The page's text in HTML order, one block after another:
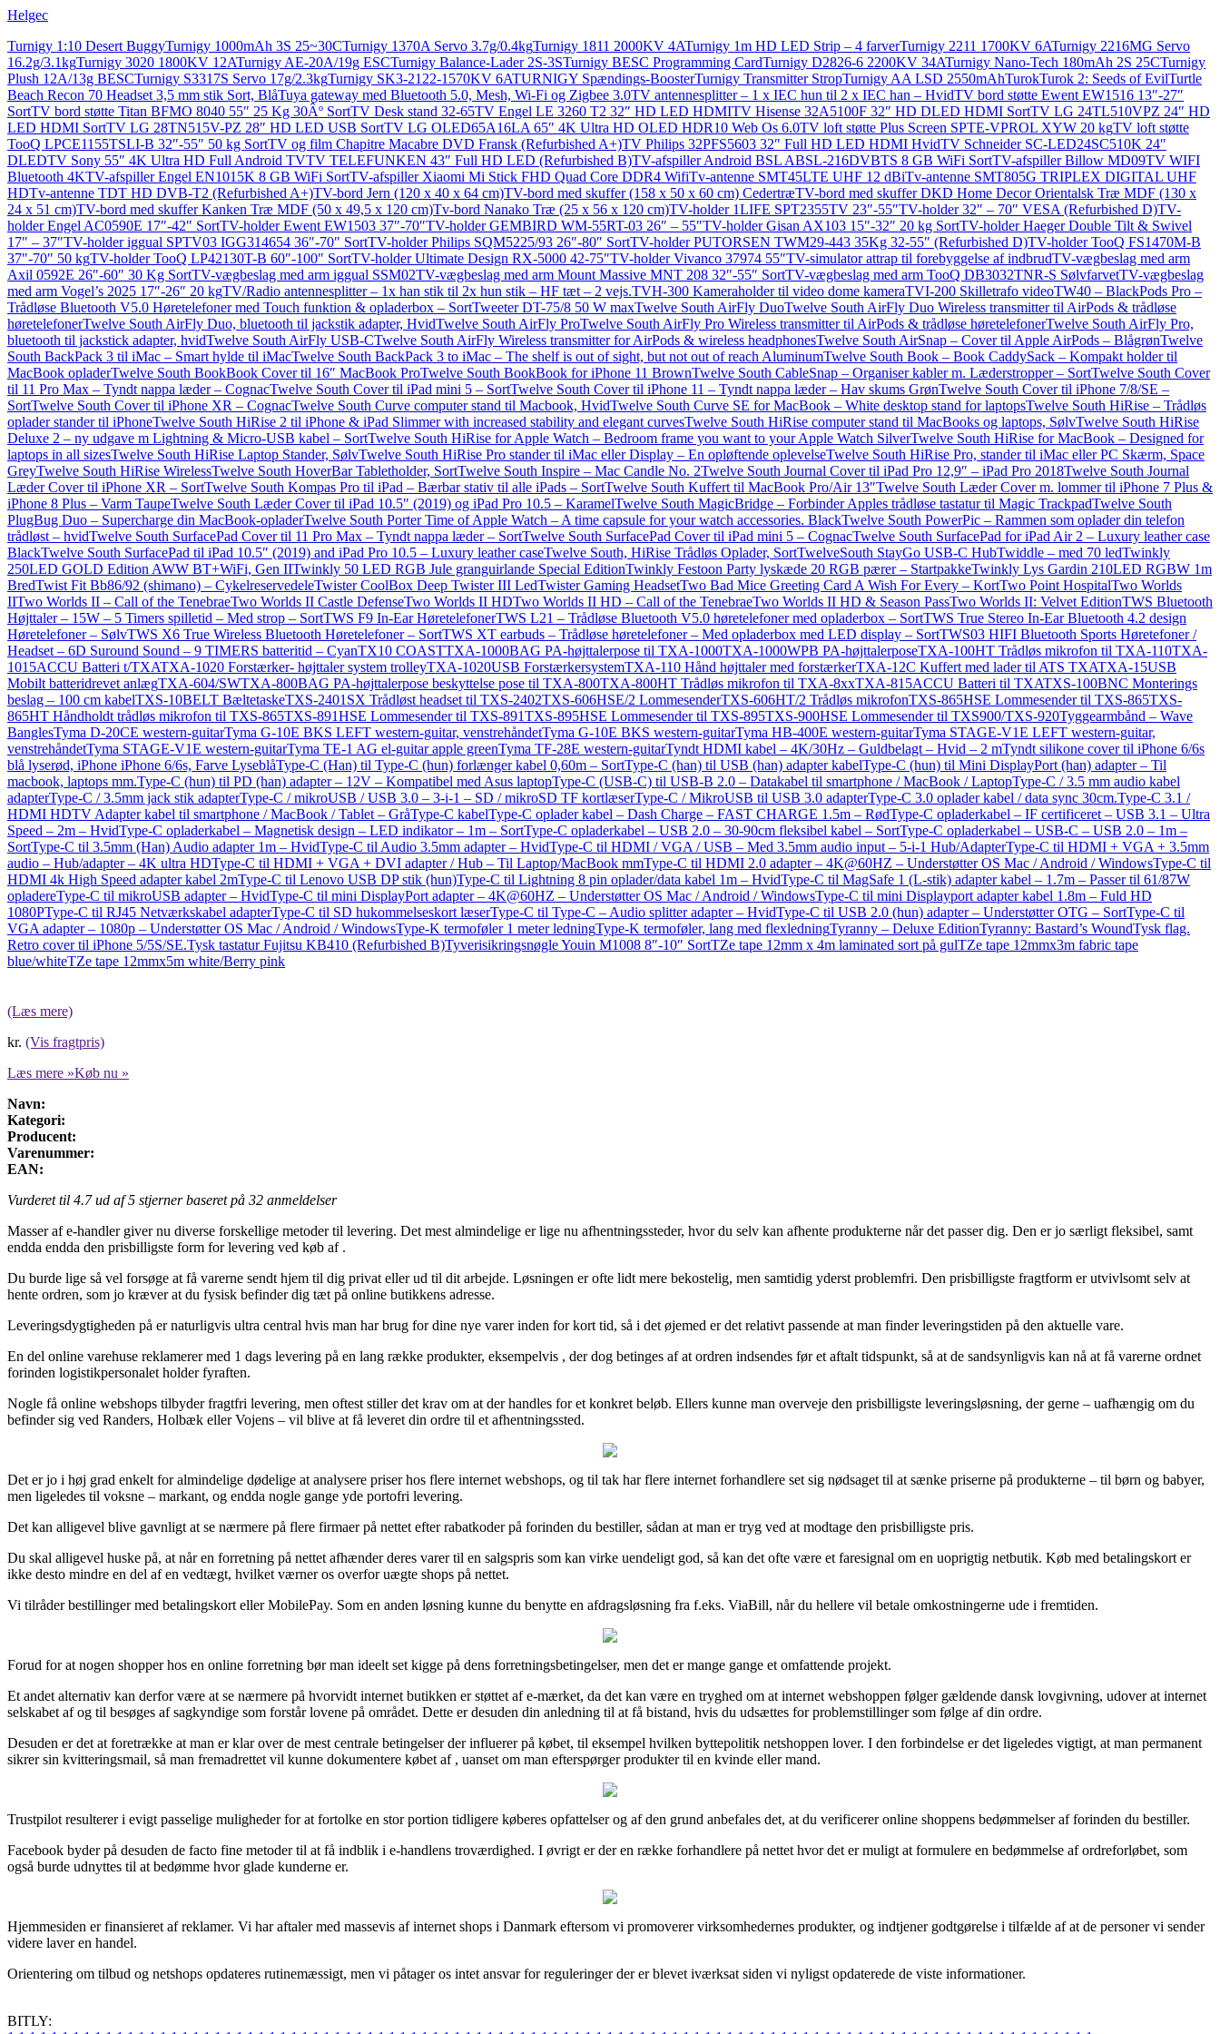
Helgec
Turnigy 1:10 Desert BuggyTurnigy 1000mAh 3S 25~30CTurnigy 1370A Servo 3.7g/0.4kgTurnigy 1811 2000KV 4ATurnigy 1m HD LED Strip – 4 farverTurnigy 2211 1700KV 6ATurnigy 2216MG Servo
16.2g/3.1kgTurnigy 3020 1800KV 12ATurnigy AE-20A/19g ESCTurnigy Balance-Lader 2S-3STurnigy BESC Programming CardTurnigy D2826-6 2200KV 34ATurnigy Nano-Tech 180mAh 2S 25CTurnigy
Plush 12A/13g BESCTurnigy S3317S Servo 17g/2.3kgTurnigy SK3-2122-1570KV 6ATURNIGY Spændings-BoosterTurnigy Transmitter StropTurnigy AA LSD 2550mAhTurokTurok 2: Seeds of EvilTurtle
Beach Recon 70 Headset 3,5 mm stik Sort, BlåTuya gateway med Bluetooth 5.0, Mesh, Wi-Fi og Zigbee 3.0TV antennesplitter – 1 x IEC hun til 2 x IEC han – HvidTV bord støtte Ewent EW1516 13″-27″
SortTV bord støtte Titan BFMO 8040 55″ 25 Kg 30Âº SortTV Desk stand 32-65TV Engel LE 3260 T2 32″ HD LED HDMITV Hisense 32A5100F 32″ HD DLED HDMI SortTV LG 24TL510VPZ 24″ HD
LED HDMI SortTV LG 28TN515V-PZ 28″ HD LED USB SortTV LG OLED65A16LA 65″ 4K Ultra HD OLED HDR10 Web Os 6.0TV loft støtte Plus Screen SPTE-VPROL XYW 20 kgTV loft støtte
TooQ LPCE1155TSLI-B 32″-55″ 50 kg SortTV og film Chapitre Macabre DVD Fransk (Refurbished A+)TV Philips 32PFS5603 32″ Full HD LED HDMI HvidTV Schneider SC-LED24SC510K 24″
DLEDTV Sony 55″ 4K Ultra HD Full Android TVTV TELEFUNKEN 43″ Full HD LED (Refurbished B)TV-afspiller Android BSL ABSL-216DVBTS 8 GB WiFi SortTV-afspiller Billow MD09TV WIFI
Bluetooth 4KTV-afspiller Engel EN1015K 8 GB WiFi SortTV-afspiller Xiaomi Mi Stick FHD Quad Core DDR4 WifiTv-antenne SMT45LTE UHF 12 dBiTv-antenne SMT805G TRIPLEX DIGITAL UHF
HDTv-antenne TDT HD DVB-T2 (Refurbished A+)TV-bord Jern (120 x 40 x 64 cm)TV-bord med skuffer (158 x 50 x 60 cm) CedertræTV-bord med skuffer DKD Home Decor Orientalsk Træ MDF (130 x
24 x 51 cm)TV-bord med skuffer Kanken Træ MDF (50 x 49,5 x 120 cm)Tv-bord Nanako Træ (25 x 56 x 120 cm)TV-holder 1LIFE SPT2355TV 23″-55″TV-holder 32″ – 70″ VESA (Refurbished D)TV-
holder Engel AC0590E 17″-42″ SortTV-holder Ewent EW1503 37″-70″TV-holder GEMBIRD WM-55RT-03 26″ – 55″TV-holder Gisan AX103 15″-32″ 20 kg SortTV-holder Haeger Double Tilt & Swivel
17″ – 37″TV-holder iggual SPTV03 IGG314654 36″-70″ SortTV-holder Philips SQM5225/93 26″-80″ SortTV-holder PUTORSEN TWM29-443 35Kg 32-55″ (Refurbished D)TV-holder TooQ FS1470M-B
37″-70″ 50 kgTV-holder TooQ LP42130T-B 60″-100″ SortTV-holder Ultimate Design RX-5000 42-75″TV-holder Vivanco 37974 55″TV-simulator attrap til forebyggelse af indbrudTV-vægbeslag med arm
Axil 0592E 26″-60″ 30 Kg SortTV-vægbeslag med arm iggual SSM02TV-vægbeslag med arm Mount Massive MNT 208 32″-55″ SortTV-vægbeslag med arm TooQ DB3032TNR-S SølvfarvetTV-vægbeslag
med arm Vogel’s 2025 17″-26″ 20 kgTV/Radio antennesplitter – 1x han stik til 2x hun stik – HF tæt – 2 vejs.TVH-300 Kameraholder til video dome kameraTVI-200 Skilletrafo videoTW40 – BlackPods Pro –
Trådløse Bluetooth V5.0 Høretelefoner med Touch funktion & opladerbox – SortTweeter DT-75/8 50 W maxTwelve South AirFly DuoTwelve South AirFly Duo Wireless transmitter til AirPods & trådløse
høretelefonerTwelve South AirFly Duo, bluetooth til jackstik adapter, HvidTwelve South AirFly ProTwelve South AirFly Pro Wireless transmitter til AirPods & trådløse høretelefonerTwelve South AirFly Pro,
bluetooth til jackstick adapter, hvidTwelve South AirFly USB-CTwelve South AirFly Wireless transmitter for AirPods & wireless headphonesTwelve South AirSnap – Cover til Apple AirPods – BlågrønTwelve
South BackPack 3 til iMac – Smart hylde til iMacTwelve South BackPack 3 to iMac – The shelf is out of sight, but not out of reach AluminumTwelve South Book – Book CaddySack – Kompakt holder til
MacBook opladerTwelve South BookBook Cover til 16″ MacBook ProTwelve South BookBook for iPhone 11 BrownTwelve South CableSnap – Organiser kabler m. Læderstropper – SortTwelve South Cover
til 11 Pro Max – Tyndt nappa læder – CognacTwelve South Cover til iPad mini 5 – SortTwelve South Cover til iPhone 11 – Tyndt nappa læder – Hav skums GrønTwelve South Cover til iPhone 7/8/SE –
SortTwelve South Cover til iPhone XR – CognacTwelve South Curve computer stand til Macbook, HvidTwelve South Curve SE for MacBook – White desktop stand for laptopsTwelve South HiRise – Trådløs
oplader stander til iPhoneTwelve South HiRise 2 til iPhone & iPad Slimmer with increased stability and elegant curvesTwelve South HiRise computer stand til MacBooks og laptops, SølvTwelve South HiRise
Deluxe 2 – ny udgave m Lightning & Micro-USB kabel – SortTwelve South HiRise for Apple Watch – Bedroom frame you want to your Apple Watch SilverTwelve South HiRise for MacBook – Designed for
laptops in all sizesTwelve South HiRise Laptop Stander, SølvTwelve South HiRise Pro stander til iMac eller Display – En opløftende oplevelseTwelve South HiRise Pro, stander til iMac eller PC Skærm, Space
GreyTwelve South HiRise WirelessTwelve South HoverBar Tabletholder, SortTwelve South Inspire – Mac Candle No. 2Twelve South Journal Cover til iPad Pro 12,9″ – iPad Pro 2018Twelve South Journal
Læder Cover til iPhone XR – SortTwelve South Kompas Pro til iPad – Bærbar stativ til alle iPads – SortTwelve South Kuffert til MacBook Pro/Air 13″Twelve South Læder Cover m. lommer til iPhone 7 Plus &
iPhone 8 Plus – Varm TaupeTwelve South Læder Cover til iPad 10.5″ (2019) og iPad Pro 10.5 – KaramelTwelve South MagicBridge – Forbinder Apples trådløse tastatur til Magic TrackpadTwelve South
PlugBug Duo – Supercharge din MacBook-opladerTwelve South Porter Time of Apple Watch – A time capsule for your watch accessories. BlackTwelve South PowerPic – Rammen som oplader din telefon
trådløst – hvidTwelve South SurfacePad Cover til 11 Pro Max – Tyndt nappa læder – SortTwelve South SurfacePad Cover til iPad mini 5 – CognacTwelve South SurfacePad for iPad Air 2 – Luxury leather case
BlackTwelve South SurfacePad til iPad 10.5″ (2019) and iPad Pro 10.5 – Luxury leather caseTwelve South, HiRise Trådløs Oplader, SortTwelveSouth StayGo USB-C HubTwiddle – med 70 ledTwinkly
250LED GOLD Edition AWW BT+WiFi, Gen IITwinkly 50 LED RGB Jule granguirlande Special EditionTwinkly Festoon Party lyskæde 20 RGB pærer – StartpakkeTwinkly Lys Gardin 210LED RGBW 1m
BredTwist Fit Bb86/92 (shimano) – CykelreservedeleTwister CoolBox Deep Twister III LedTwister Gaming HeadsetTwo Bad Mice Greeting Card A Wish For Every – KortTwo Point HospitalTwo Worlds
IITwo Worlds II – Call of the TenebraeTwo Worlds II Castle DefenseTwo Worlds II HDTwo Worlds II HD – Call of the TenebraeTwo Worlds II HD & Season PassTwo Worlds II: Velvet EditionTWS Bluetooth
Højttaler – 15W – 5 Timers spilletid – Med strop – SortTWS F9 In-Ear HøretelefonerTWS L21 – Trådløse Bluetooth V5.0 høretelefoner med opladerbox – SortTWS True Stereo In-Ear Bluetooth 4.2 design
Høretelefoner – SølvTWS X6 True Wireless Bluetooth Høretelefoner – SortTWS XT earbuds – Trådløse høretelefoner – Med opladerbox med LED display – SortTWS03 HIFI Bluetooth Sports Høretefoner /
Headset – 6D Suround Sound – 9 TIMERS batteritid – CyanTX10 COASTTXA-1000BAG PA-højttalerpose til TXA-1000TXA-1000WPB PA-højttalerposeTXA-100HT Trådløs mikrofon til TXA-110TXA-
1015ACCU Batteri t/TXATXA-1020 Forstærker- højttaler system trolleyTXA-1020USB ForstærkersystemTXA-110 Hånd højttaler med forstærkerTXA-12C Kuffert med lader til ATS TXATXA-15USB
Mobilt batteridrevet anlægTXA-604/SWTXA-800BAG PA-højttalerpose beskyttelse pose til TXA-800TXA-800HT Trådløs mikrofon til TXA-8xxTXA-815ACCU Batteri til TXATXS-100BNC Monterings
beslag – 100 cm kabelTXS-10BELT BæltetaskeTXS-2401SX Trådløst headset til TXS-2402TXS-606HSE/2 LommesenderTXS-606HT/2 Trådløs mikrofonTXS-865HSE Lommesender til TXS-865TXS-
865HT Håndholdt trådløs mikrofon til TXS-865TXS-891HSE Lommesender til TXS-891TXS-895HSE Lommesender til TXS-895TXS-900HSE Lommesender til TXS900/TXS-920Tyggearmbånd – Wave
BanglesTyma D-20CE western-guitarTyma G-10E BKS LEFT western-guitar, venstrehåndetTyma G-10E BKS western-guitarTyma HB-400E western-guitarTyma STAGE-V1E LEFT western-guitar,
venstrehåndetTyma STAGE-V1E western-guitarTyma TE-1 AG el-guitar apple greenTyma TF-28E western-guitarTyndt HDMI kabel – 4K/30Hz – Guldbelagt – Hvid – 2 mTyndt silikone cover til iPhone 6/6s
blå lyserød, iPhone iPhone 6/6s, Farve LyseblåType-C (Han) til Type-C (hun) forlænger kabel 0,60m – SortType-C (han) til USB (han) adapter kabelType-C (hun) til Mini DisplayPort (han) adapter – Til
macbook, laptops mm.Type-C (hun) til PD (han) adapter – 12V – Kompatibel med Asus laptopType-C (USB-C) til USB-B 2.0 – Datakabel til smartphone / MacBook / LaptopType-C / 3.5 mm audio kabel
adapterType-C / 3.5mm jack stik adapterType-C / mikroUSB / USB 3.0 – 3-i-1 – SD / mikroSD TF kortlæserType-C / MikroUSB til USB 3.0 adapterType-C 3.0 oplader kabel / data sync 30cm.Type-C 3.1 /
HDMI HDTV Adapter kabel til smartphone / MacBook / Tablet – GråType-C kabelType-C oplader kabel – Dash Charge – FAST CHARGE 1.5m – RødType-C opladerkabel – IF certificeret – USB 3.1 – Ultra
Speed – 2m – HvidType-C opladerkabel – Magnetisk design – LED indikator – 1m – SortType-C opladerkabel – USB 2.0 – 30-90cm fleksibel kabel – SortType-C opladerkabel – USB-C – USB 2.0 – 1m –
SortType-C til 3.5mm (Han) Audio adapter 1m – HvidType-C til Audio 3.5mm adapter – HvidType-C til HDMI / VGA / USB – Med 3.5mm audio input – 5-i-1 Hub/AdapterType-C til HDMI + VGA + 3.5mm
audio – Hub/adapter – 4K ultra HDType-C til HDMI + VGA + DVI adapter / Hub – Til Laptop/MacBook mmType-C til HDMI 2.0 adapter – 4K@60HZ – Understøtter OS Mac / Android / WindowsType-C til
HDMI 4k High Speed adapter kabel 2mType-C til Lenovo USB DP stik (hun)Type-C til Lightning 8 pin oplader/data kabel 1m – HvidType-C til MagSafe 1 (L-stik) adapter kabel – 1.7m – Passer til 61/87W
opladereType-C til mikroUSB adapter – HvidType-C til mini DisplayPort adapter – 4K@60HZ – Understøtter OS Mac / Android / WindowsType-C til mini Displayport adapter kabel 1.8m – Fuld HD
1080PType-C til RJ45 Netværkskabel adapterType-C til SD hukommelseskort læserType-C til Type-C – Audio splitter adapter – HvidType-C til USB 2.0 (hun) adapter – Understøtter OTG – SortType-C til
VGA adapter – 1080p – Understøtter OS Mac / Android / WindowsType-K termoføler 1 meter ledningType-K termoføler, lang med flexledningTyranny – Deluxe EditionTyranny: Bastard’s WoundTysk flag.
Retro cover til iPhone 5/5S/SE.Tysk tastatur Fujitsu KB410 (Refurbished B)Tyverisikringsnøgle Youin M1008 8″-10″ SortTZe tape 12mm x 4m laminated sort på gulTZe tape 12mmx3m fabric tape
blue/whiteTZe tape 12mmx5m white/Berry pink
(Læs mere)
kr. (Vis fragtpris)
Læs mere »Køb nu »
Navn:
Kategori:
Producent:
Varenummer:
EAN:
Vurderet til 4.7ud af 5 stjerner baseret på 32 anmeldelser
Masser af e-handler giver nu diverse forskellige metoder til levering. Det mest almindelige er lige nu afhentningssteder, hvor du selv kan afhente produkterne når det passer dig. Den er jo særligt fleksibel, samt
endda endda den prisbilligste form for levering ved køb af .
Du burde lige så vel forsøge at få varerne sendt hjem til dig privat eller ud til dit arbejde. Løsningen er ofte lidt mere bekostelig, men samtidig yderst problemfri. Den prisbilligste fragtform er utvivlsomt selv at
hente ordren, som jo kræver at du fysisk befinder dig tæt på online butikkens adresse.
Leveringsdygtigheden på er naturligvis ultra central hvis man har brug for dine nye varer inden for kort tid, så i det øjemed er det relativt passende at man finder leveringstiden på den aktuelle vare.
En del online varehuse reklamerer med 1 dags levering på en lang række produkter, eksempelvis , der dog betinges af at ordren indsendes før et aftalt tidspunkt, så at de sandsynligvis kan nå at få varerne ordnet
forinden logistikpersonalet holder fyraften.
Nogle få online webshops tilbyder fragtfri levering, men oftest stiller det krav om at der handles for et konkret beløb. Ellers kunne man overveje den prisbilligste leveringsløsning, der gerne – uafhængig om du
befinder sig ved Randers, Holbæk eller Vojens – vil blive at få leveret din ordre til et afhentningssted.
Det er jo i høj grad enkelt for almindelige dødelige at analysere priser hos flere internet webshops, og til tak har flere internet forhandlere set sig nødsaget til at sænke priserne på produkterne – til børn og babyer,
men ligeledes til voksne – markant, og endda nogle gange yde portofri levering.
Det kan alligevel blive gavnligt at se nærmere på flere firmaer på nettet efter rabatkoder på forinden du bestiller, sådan at man er tryg ved at modtage den prisbilligste pris.
Du skal alligevel huske på, at når en forretning på nettet afhænder deres varer til en salgspris som kan virke uendeligt god, så kan det ofte være et faresignal om en uoprigtig netbutik. Køb med betalingskort er
ikke desto mindre en del af en vedtægt, hvilket værner os overfor uægte shops på nettet.
Vi tilråder bestillinger med betalingskort eller MobilePay. Som en anden løsning kunne du benytte en afdragsløsning fra f.eks. ViaBill, når du hellere vil betale omkostningerne ude i fremtiden.
Forud for at nogen shopper hos en online forretning bør man ideelt set kigge på dens forretningsbetingelser, men det er mange gange et omfattende projekt.
Et andet alternativ kan derfor være at se nærmere på hvorvidt internet butikken er støttet af e-mærket, da det kan være en tryghed om at internet webshoppen følger gældende dansk lovgivning, udover at internet
selskabet af og til besøges af sagkyndige som forstår lovene på området. Dette er desuden din anledning til at få bistand, hvis du udsættes for problemstillinger som følge af din ordre.
Desuden er det at foretrække at man er klar over de mest centrale betingelser der influerer på købet, til eksempel hvilken byttepolitik netshoppen lover. I den forbindelse er det ligeledes vigtigt, at man permanent
sikrer sin kvitteringsmail, så man fremadrettet vil kunne dokumentere købet af , uanset om man efterspørger produkter til en kvinde eller mand.
Trustpilot resulterer i evigt passelige muligheder for at fortolke en stor portion tidligere køberes opfattelser og af den grund anbefales det, at du verificerer online shoppens bedømmelser af forinden du bestiller.
Facebook byder på desuden de facto fine metoder til at få indblik i e-handlens troværdighed. I øvrigt er der en række forhandlere på nettet hvor det er muligt at formulere en bedømmelse af ordreforløbet, som
også burde udnyttes til at bedømme hvor glade kunderne er.
Hjemmesiden er finansieret af reklamer. Vi har aftaler med massevis af internet shops i Danmark eftersom vi promoverer virksomhedernes produkter, og indtjener godtgørelse i tilfælde af at de personer vi sender
videre laver en handel.
Orientering om tilbud og netshops opdateres rutinemæssigt, men vi påtager os intet ansvar for reguleringer der er blevet iværksat siden vi nyligst opdaterede de viste informationer.
BITLY: